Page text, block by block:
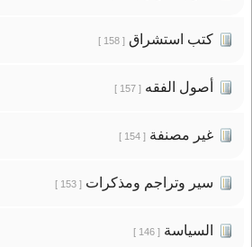
كتب استشراق[ 158 ]
أصول الفقه[ 157 ]
غير مصنفة[ 154 ]
سير وتراجم ومذكرات[ 153 ]
السياسة[ 146 ]